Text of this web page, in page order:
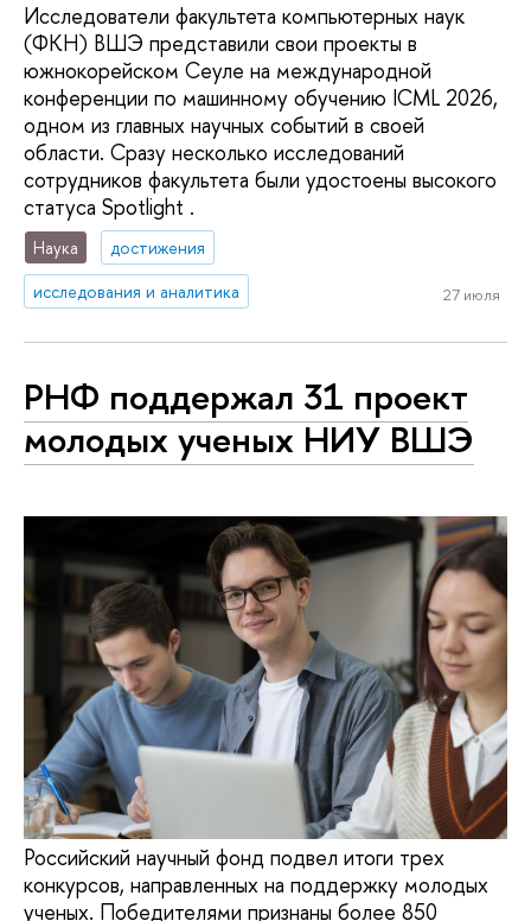
Исследователи факультета компьютерных наук
(ФКН) ВШЭ представили свои проекты в
южнокорейском Сеуле на международной
конференции по машинному обучению ICML 2026,
одном из главных научных событий в своей
области. Сразу несколько исследований
сотрудников факультета были удостоены высокого
статуса Spotlight .
Наука
достижения
исследования и аналитика
27 июля
РНФ поддержал 31 проект
молодых ученых НИУ ВШЭ
Российский научный фонд подвел итоги трех
конкурсов, направленных на поддержку молодых
ученых. Победителями признаны более 850